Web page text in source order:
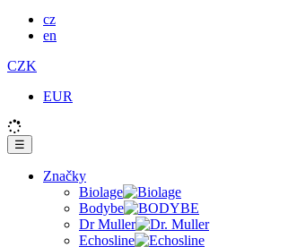
cz
en
CZK
EUR
☰
Značky
Biolage
Bodybe
Dr Muller
Echosline